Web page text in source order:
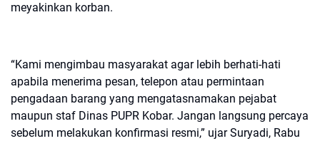
meyakinkan korban.
“Kami mengimbau masyarakat agar lebih berhati-hati
apabila menerima pesan, telepon atau permintaan
pengadaan barang yang mengatasnamakan pejabat
maupun staf Dinas PUPR Kobar. Jangan langsung percaya
sebelum melakukan konfirmasi resmi,” ujar Suryadi, Rabu